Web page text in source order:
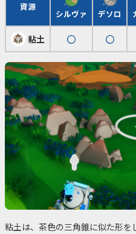
資源
シルヴァ デソロ
粘土
粘土は、茶色の三角錐に似た形